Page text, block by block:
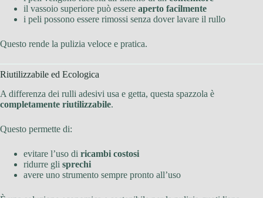
il vassoio superiore può essere aperto facilmente
i peli possono essere rimossi senza dover lavare il rullo
Questo rende la pulizia veloce e pratica.
Riutilizzabile ed Ecologica
A differenza dei rulli adesivi usa e getta, questa spazzola è
completamente riutilizzabile.
Questo permette di:
evitare l’uso di ricambi costosi
ridurre gli sprechi
avere uno strumento sempre pronto all’uso